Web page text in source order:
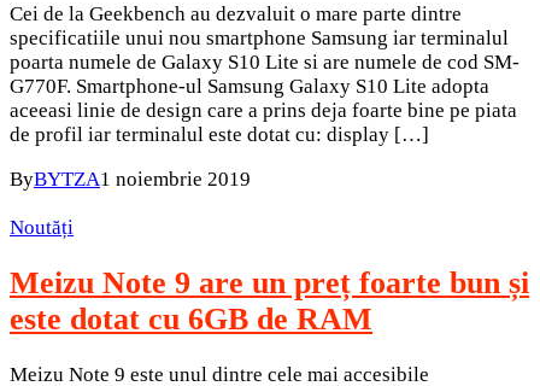
Cei de la Geekbench au dezvaluit o mare parte dintre
specificatiile unui nou smartphone Samsung iar terminalul
poarta numele de Galaxy S10 Lite si are numele de cod SM-
G770F. Smartphone-ul Samsung Galaxy S10 Lite adopta
aceeasi linie de design care a prins deja foarte bine pe piata
de profil iar terminalul este dotat cu: display […]
ByBYTZA1 noiembrie 2019
Noutăți
Meizu Note 9 are un preț foarte bun și
este dotat cu 6GB de RAM
Meizu Note 9 este unul dintre cele mai accesibile